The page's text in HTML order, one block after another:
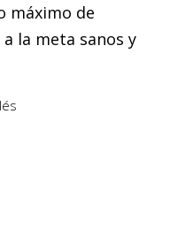
máximo de
la meta sanos y